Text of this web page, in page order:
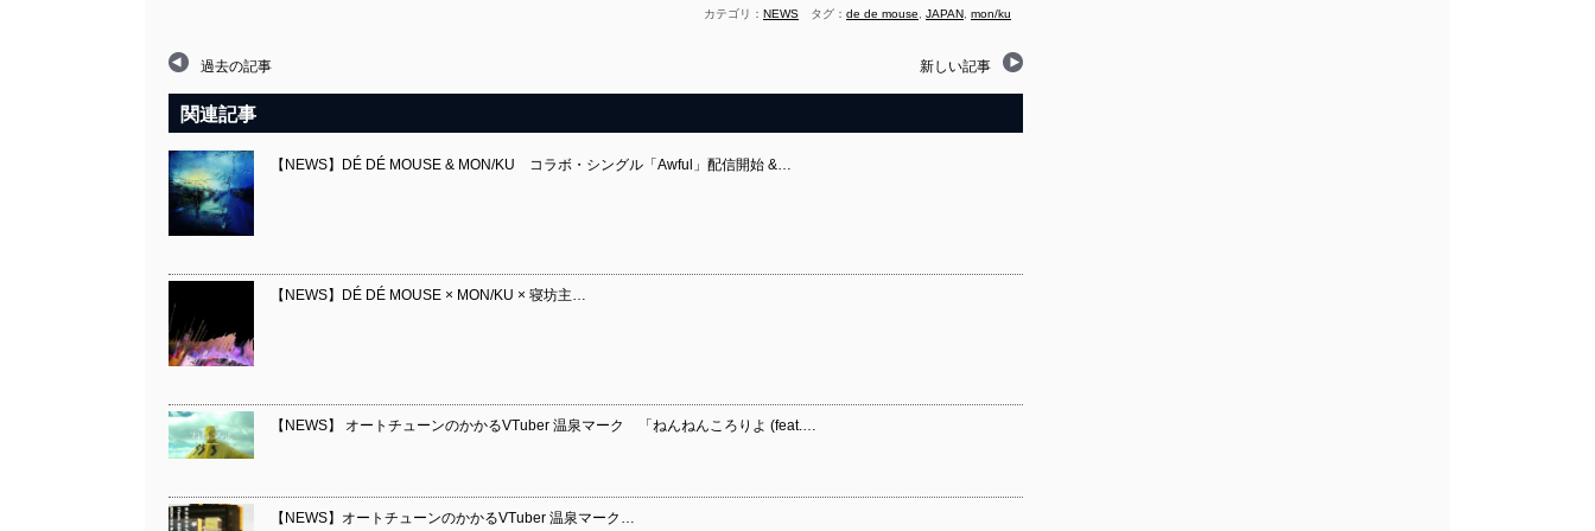
カテゴリ： NEWS タグ： de de mouse JAPAN mon/ku
過去の記事 新しい記事
関連記事
【NEWS】DÉ DÉ MOUSE & MON/KU コラボ・シングル「Awful」配信開始 &…
【NEWS】DÉ DÉ MOUSE × MON/KU × 寝坊主…
【NEWS】 オートチューンのかかるVTuber 温泉マーク 「ねんねんころりよ (feat.…
【NEWS】オートチューンのかかるVTuber 温泉マーク…